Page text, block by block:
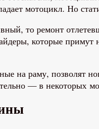
мотоцикл. Но
то ремонт
которые
на раму, позволят
— в некоторых